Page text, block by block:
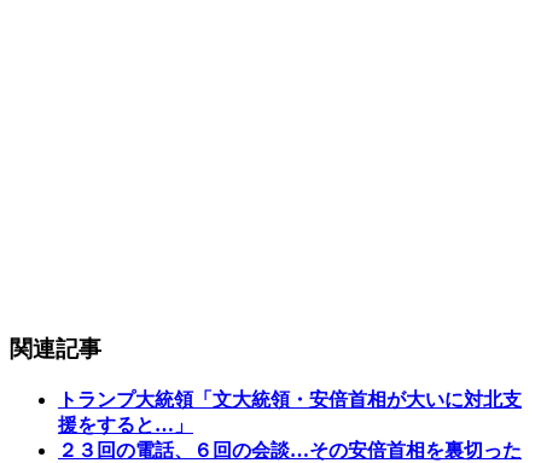
関連記事
トランプ大統領「文大統領・安倍首相が大いに対北支
援をすると…」
２３回の電話、６回の会談…その安倍首相を裏切った